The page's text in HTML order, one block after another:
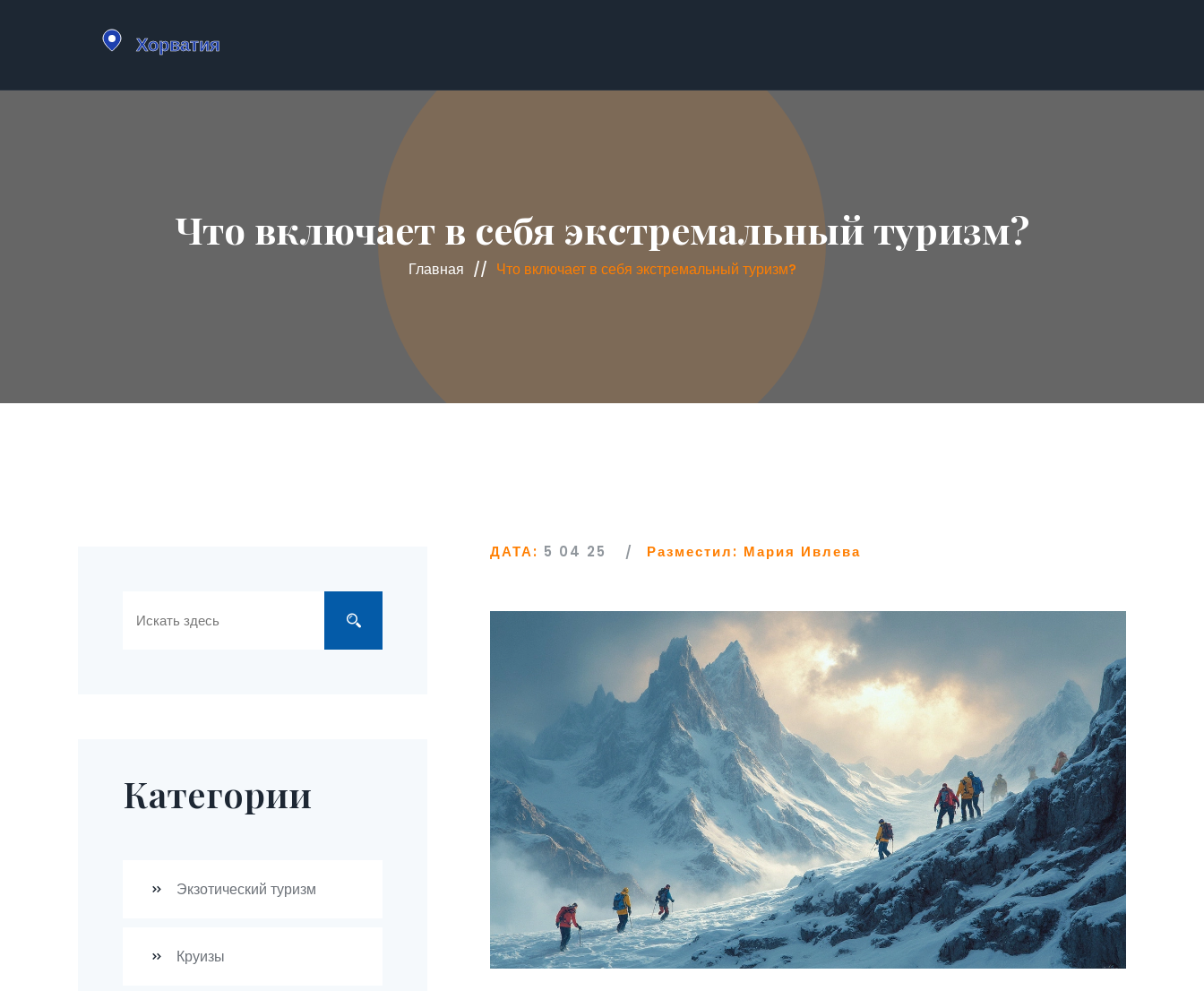
Что включает в себя экстремальный туризм?
Главная Что включает в себя экстремальный туризм?
ДАТА: 5 04 25 Разместил: Мария Ивлева
Категории
Экзотический туризм
Круизы